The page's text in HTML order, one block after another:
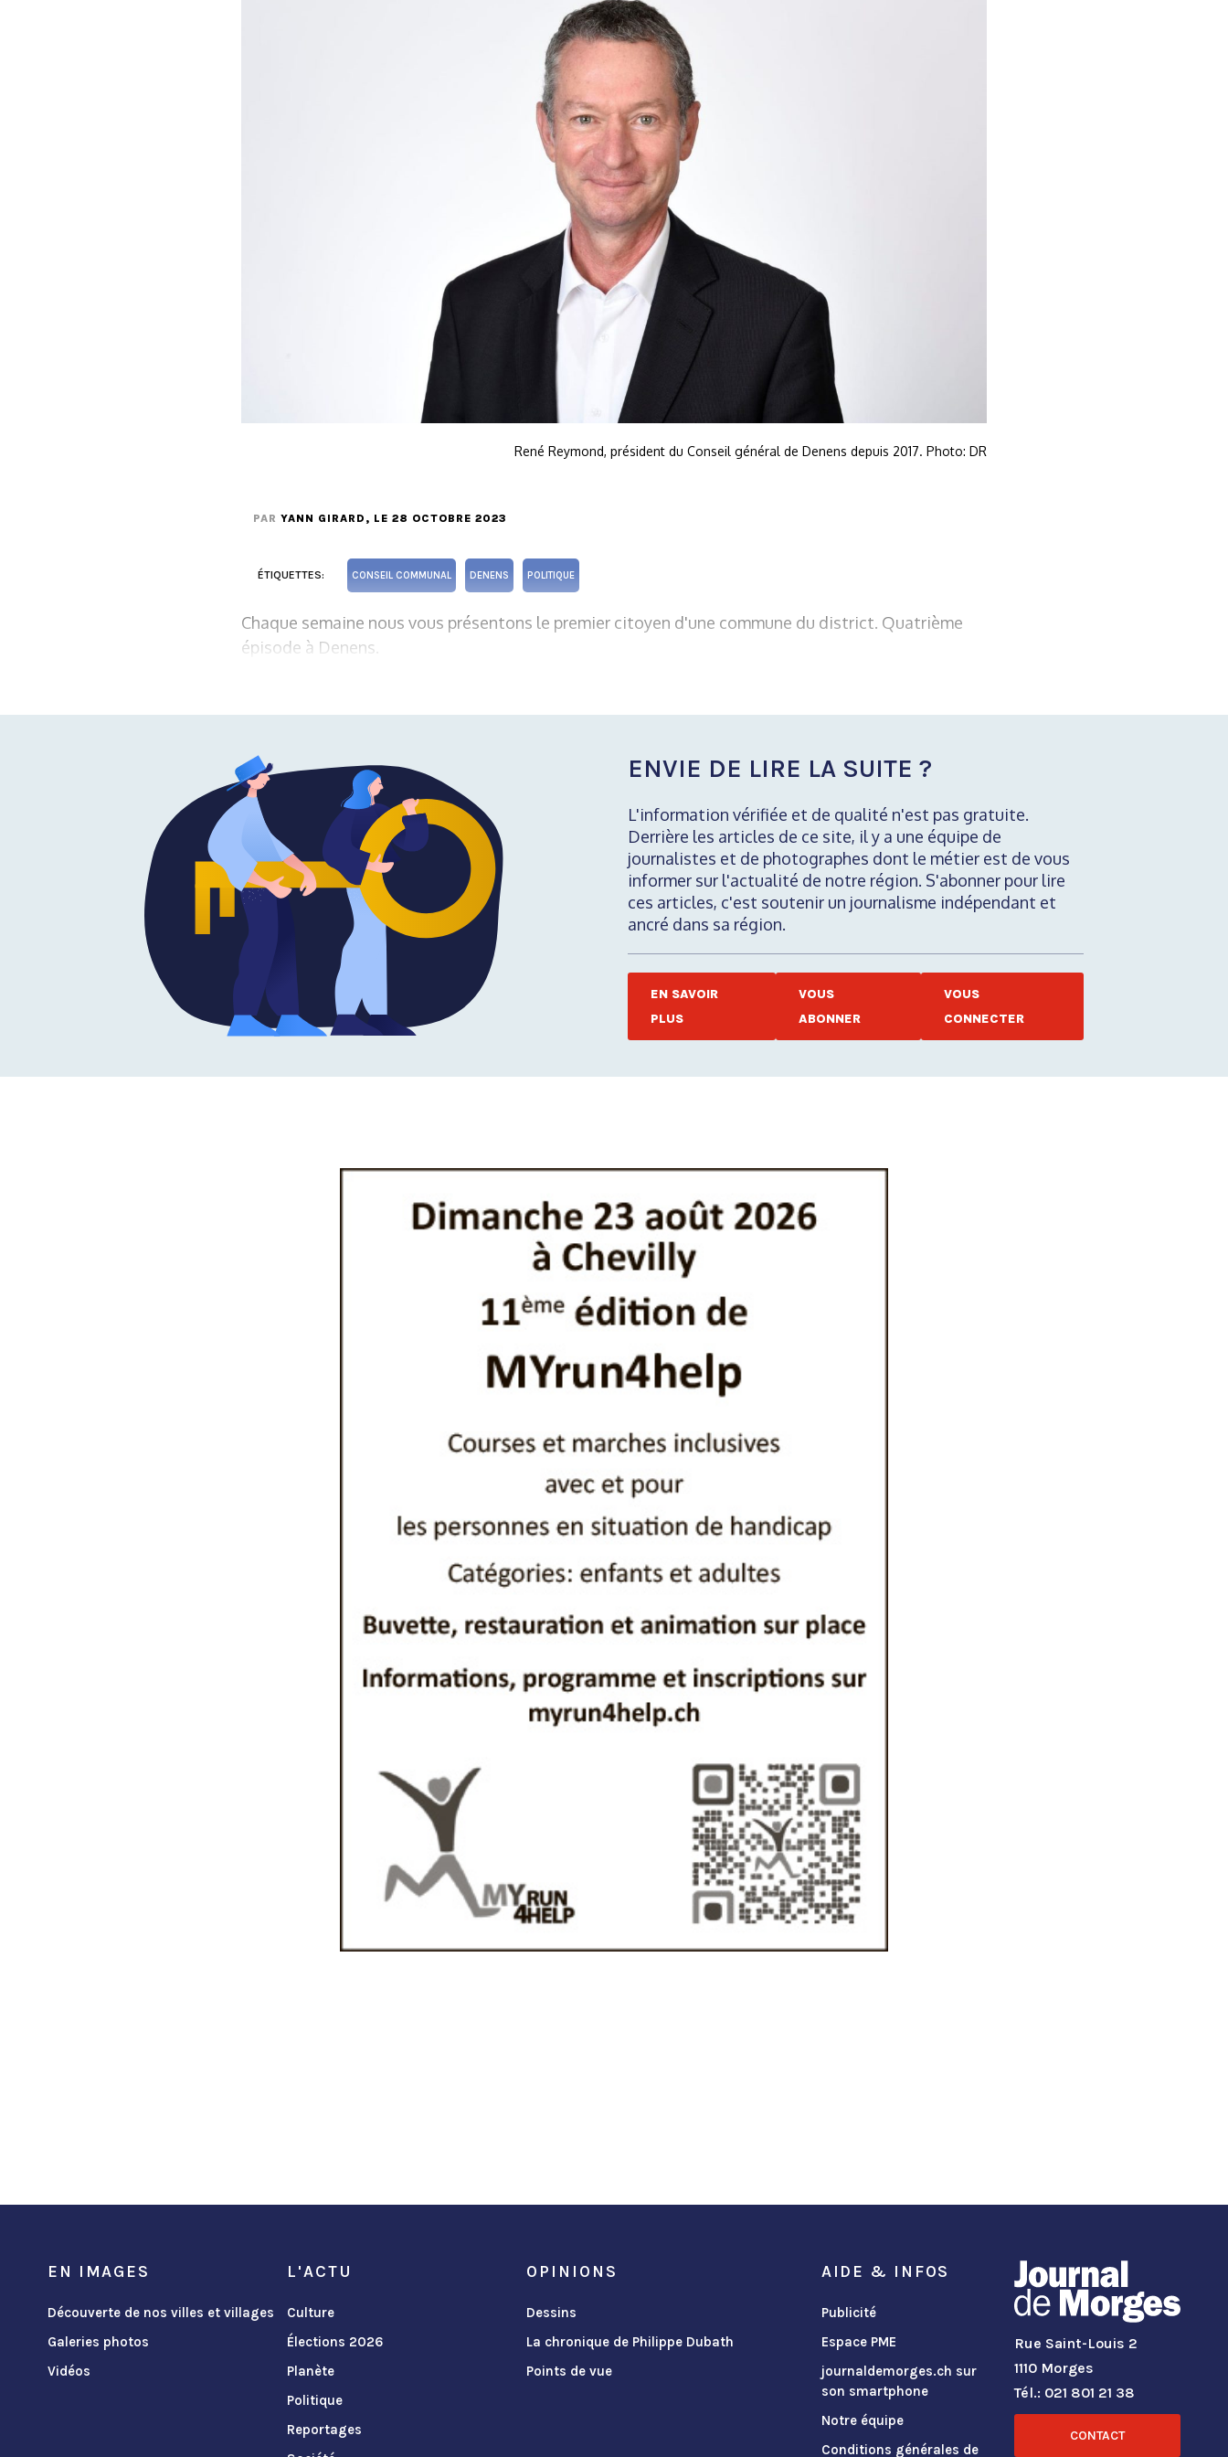
René Reymond, président du Conseil général de Denens depuis 2017. Photo: DR
PAR YANN GIRARD , LE 28 OCTOBRE 2023
ÉTIQUETTES: CONSEIL COMMUNAL DENENS POLITIQUE
Chaque semaine nous vous présentons le premier citoyen d'une commune du district. Quatrième
épisode à Denens.
ENVIE DE LIRE LA SUITE ?
L'information vérifiée et de qualité n'est pas gratuite.
Derrière les articles de ce site, il y a une équipe de
journalistes et de photographes dont le métier est de vous
informer sur l'actualité de notre région. S'abonner pour lire
ces articles, c'est soutenir un journalisme indépendant et
ancré dans sa région.
EN SAVOIR
PLUS
VOUS
ABONNER
VOUS
CONNECTER
EN IMAGES
Découverte de nos villes et villages
Galeries photos
Vidéos
L'ACTU
Culture
Élections 2026
Planète
Politique
Reportages
OPINIONS
Dessins
La chronique de Philippe Dubath
Points de vue
AIDE & INFOS
Publicité
Espace PME
journaldemorges.ch sur
son smartphone
Notre équipe
Conditions générales de
Rue Saint-Louis 2
1110 Morges
Tél.: 021 801 21 38
CONTACT